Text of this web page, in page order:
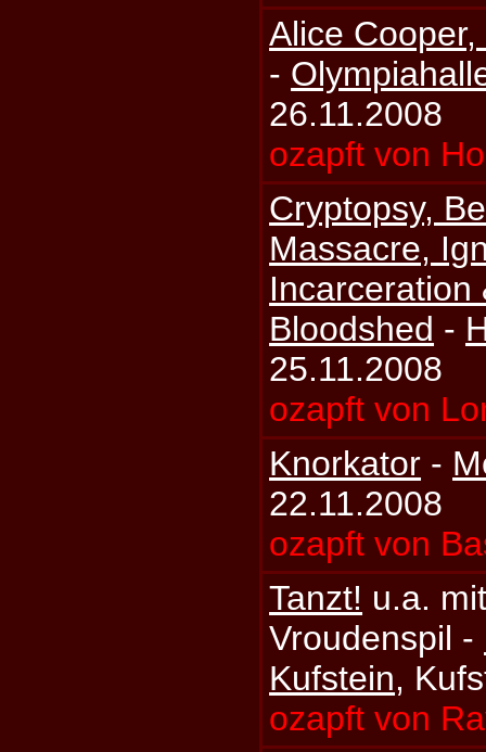
Alice
-
26.11.2008
ozapft von
Cryptopsy,
Massacre,
Incarceration
Bloodshed -
25.11.2008
ozapft von
Knorkator -
22.11.2008
ozapft von
Tanzt! u.a.
Vroudenspil -
Kufstein,
ozapft von